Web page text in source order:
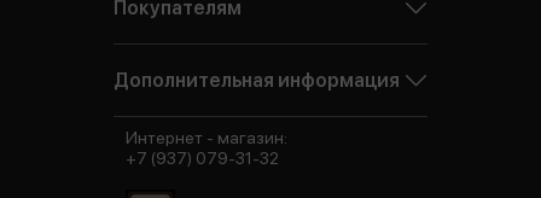
Покупателям
Дополнительная информация
Интернет - магазин:
+7 (937) 079-31-32